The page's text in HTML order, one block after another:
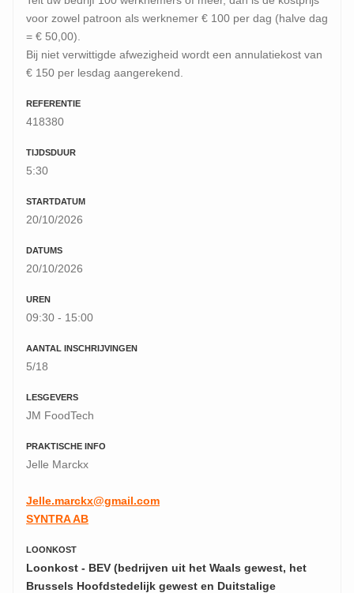
voor zowel patroon als werknemer € 100 per dag (halve dag
= € 50,00).
Bij niet verwittigde afwezigheid wordt een annulatiekost van
€ 150 per lesdag aangerekend.
REFERENTIE
418380
TIJDSDUUR
5:30
STARTDATUM
20/10/2026
DATUMS
20/10/2026
UREN
09:30 - 15:00
AANTAL INSCHRIJVINGEN
5/18
LESGEVERS
JM FoodTech
PRAKTISCHE INFO
Jelle Marckx
Jelle.marckx@gmail.com
SYNTRA AB
LOONKOST
Loonkost - BEV (bedrijven uit het Waals gewest, het
Brussels Hoofdstedelijk gewest en Duitstalige